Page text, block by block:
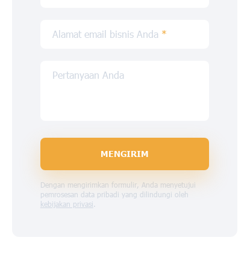
Alamat email bisnis Anda *
Pertanyaan Anda
MENGIRIM
Dengan mengirimkan formulir, Anda menyetujui
pemrosesan data pribadi yang dilindungi oleh
kebijakan privasi.